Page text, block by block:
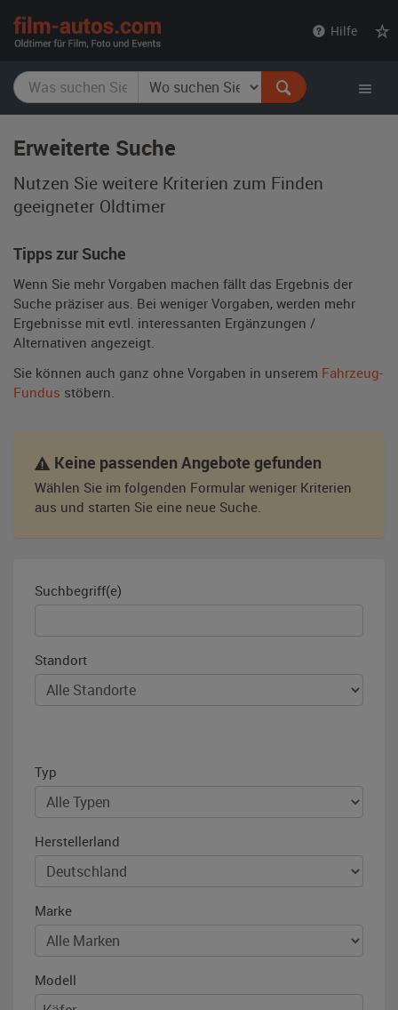
Hilfe
Erweiterte Suche
Nutzen Sie weitere Kriterien zum Finden
geeigneter Oldtimer
Tipps zur Suche
Wenn Sie mehr Vorgaben machen fällt das Ergebnis der
Suche präziser aus. Bei weniger Vorgaben, werden mehr
Ergebnisse mit evtl. interessanten Ergänzungen /
Alternativen angezeigt.
Sie können auch ganz ohne Vorgaben in unserem Fahrzeug-
Fundus stöbern.
Keine passenden Angebote gefunden
Wählen Sie im folgenden Formular weniger Kriterien
aus und starten Sie eine neue Suche.
Suchbegriff(e)
Standort
Typ
Herstellerland
Marke
Modell